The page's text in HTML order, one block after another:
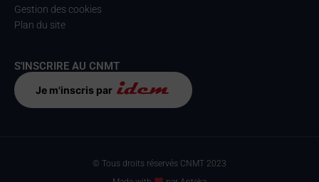
Gestion des cookies
Plan du site
S'INSCRIRE AU CNMT
Je m'inscris par
© Tous droits réservés CNMT 2023